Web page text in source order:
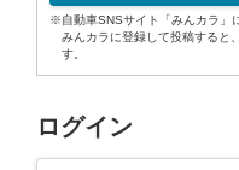
※自動車SNSサイト「みんカラ」
みんカラに登録して投稿すると
す。
ログイン